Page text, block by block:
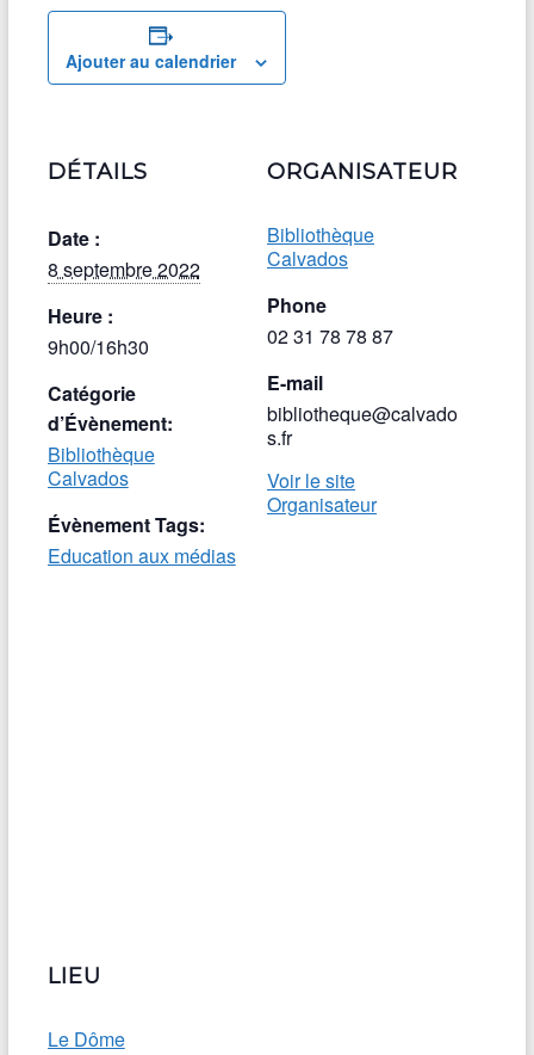
Ajouter au calendrier
DÉTAILS
Date :
8 septembre 2022
Heure :
9h00/16h30
Catégorie
d’Évènement:
Bibliothèque
Calvados
Évènement Tags:
Education aux médias
ORGANISATEUR
Bibliothèque
Calvados
Phone
02 31 78 78 87
E-mail
bibliotheque@calvado
s.fr
Voir le site
Organisateur
LIEU
Le Dôme